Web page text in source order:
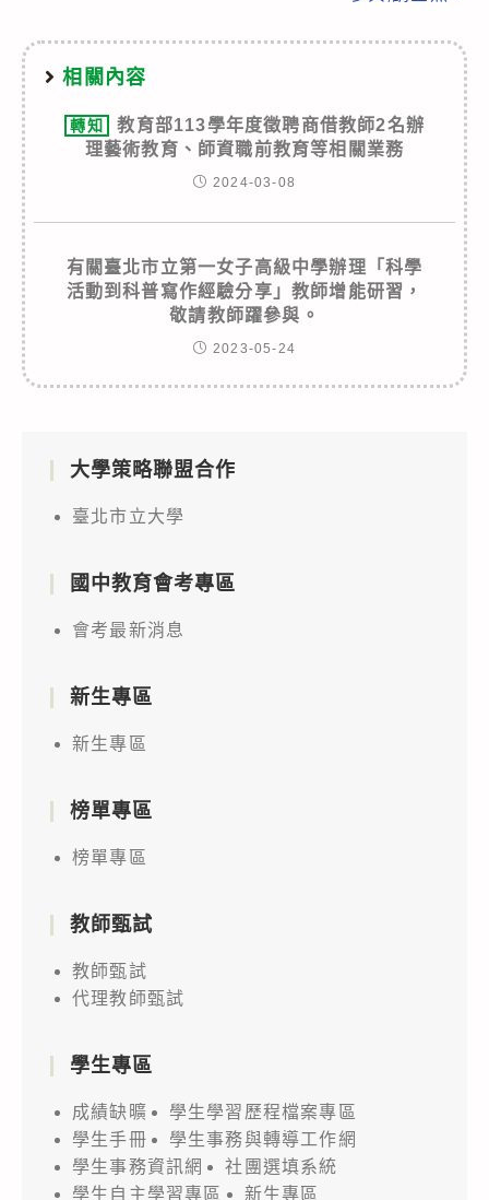
相關內容
轉知
教育部113學年度徵聘商借教師2名辦
理藝術教育、師資職前教育等相關業務
2024-03-08
有關臺北市立第一女子高級中學辦理「科學
活動到科普寫作經驗分享」教師增能研習，
敬請教師躍參與。
2023-05-24
大學策略聯盟合作
臺北市立大學
國中教育會考專區
會考最新消息
新生專區
新生專區
榜單專區
榜單專區
教師甄試
教師甄試
代理教師甄試
學生專區
成績缺曠
學生學習歷程檔案專區
學生手冊
學生事務與轉導工作網
學生事務資訊網
社團選填系統
學生自主學習專區
新生專區